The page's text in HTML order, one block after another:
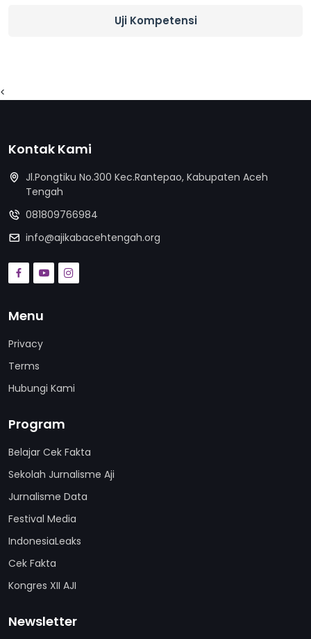
Uji Kompetensi
<
Kontak Kami
Jl.Pongtiku No.300 Kec.Rantepao, Kabupaten Aceh
Tengah
081809766984
info@ajikabacehtengah.org
Menu
Privacy
Terms
Hubungi Kami
Program
Belajar Cek Fakta
Sekolah Jurnalisme Aji
Jurnalisme Data
Festival Media
IndonesiaLeaks
Cek Fakta
Kongres XII AJI
Newsletter